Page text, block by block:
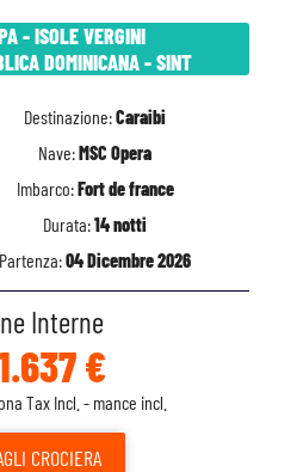
- ISOLE VERGINI
DOMINICANA - SINT
Destinazione:Caraibi
Nave:MSC Opera
Imbarco:Fort de france
Durata:14 notti
Partenza:04 Dicembre 2026
Interne
€
Tax Incl. - mance incl.
CROCIERA